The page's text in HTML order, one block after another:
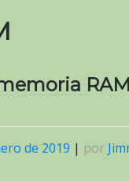
de 2019 | por